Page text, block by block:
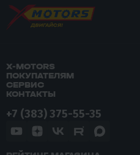
X-MOTORS
ПОКУПАТЕЛЯМ
СЕРВИС
КОНТАКТЫ
+7 (383) 375-55-35